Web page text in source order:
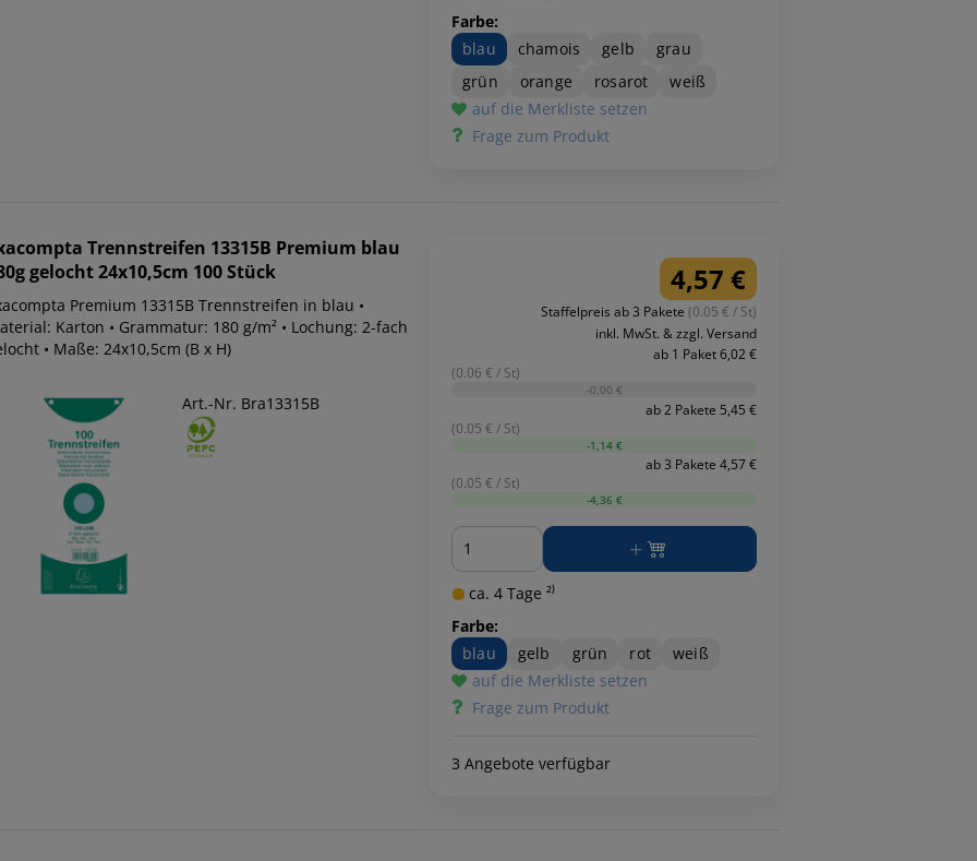
Farbe:
blau
chamois gelb
grau
grün
orange rosarot
weiß
auf die Merkliste setzen
Frage zum Produkt
Trennstreifen 13315B Premium blau
gelocht 24x10,5cm 100 Stück
Premium 13315B Trennstreifen in blau •
Karton • Grammatur: 180 g/m² • Lochung: 2-fach
• Maße: 24x10,5cm (B x H)
Art.-Nr. Bra13315B
4,57 €
Staffelpreis ab 3 Pakete (0.05 € / St)
inkl. MwSt. & zzgl. Versand
ab 1 Paket 6,02 €
(0.06 € / St)
-0,00 €
ab 2 Pakete 5,45 €
(0.05 € / St)
-1,14 €
ab 3 Pakete 4,57 €
(0.05 € / St)
-4,36 €
Menge
ca. 4 Tage ²⁾
Farbe:
blau
gelb grün rot
weiß
auf die Merkliste setzen
Frage zum Produkt
3 Angebote verfügbar